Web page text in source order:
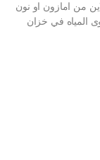
الشمسية بشكل اوتوماتيكي 1 اون لاين من امازون او نون
المياه في خزان